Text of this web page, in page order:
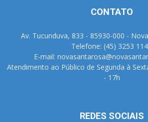
CONTATO
Av. Tucunduva, 833 - 85930-000 -
Telefone: (45) 3253
E-mail:
Atendimento ao Público de Segunda à
- 17h
REDES SOCIAIS